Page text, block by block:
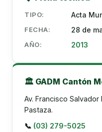
TIPO: Acta
FECHA: 28 de
AÑO: 2013
🏛️ GADM Cantón
Av. Francisco Salvador
Pastaza.
📞 (03) 279-5025